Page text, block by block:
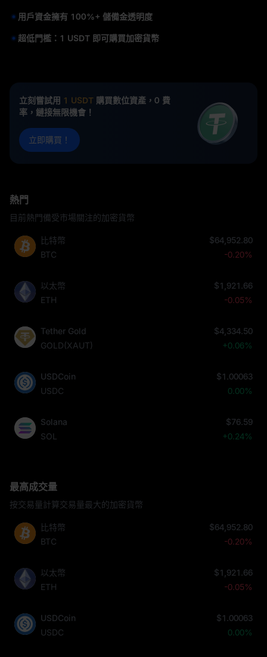
用戶資金擁有 100%+ 儲備金透明度
超低門檻：1 USDT 即可購買加密貨幣
立刻嘗試用 1 USDT 購買數位資產，0 費
率，鏈接無限機會！
立即購買！
熱門
目前熱門備受市場關注的加密貨幣
比特幣
BTC
$64,952.80
-0.20%
以太幣
ETH
$1,921.66
-0.05%
Tether Gold
GOLD(XAUT)
$4,334.50
+0.06%
USDCoin
USDC
$1.00063
0.00%
Solana
SOL
$76.59
+0.24%
最高成交量
按交易量計算交易量最大的加密貨幣
比特幣
BTC
$64,952.80
-0.20%
以太幣
ETH
$1,921.66
-0.05%
USDCoin
USDC
$1.00063
0.00%